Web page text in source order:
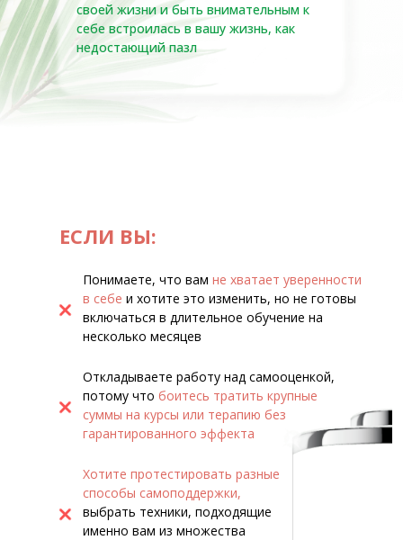
ЕСЛИ ВЫ:
Понимаете, что вам не хватает уверенности
в себе и хотите это изменить, но не готовы
включаться в длительное обучение на
несколько месяцев
своей жизни и быть внимательным к
себе встроилась в вашу жизнь, как
недостающий пазл
Откладываете работу над самооценкой,
потому что боитесь тратить крупные
суммы на курсы или терапию без
гарантированного эффекта
Хотите протестировать разные
способы самоподдержки,
выбрать техники, подходящие
именно вам из множества